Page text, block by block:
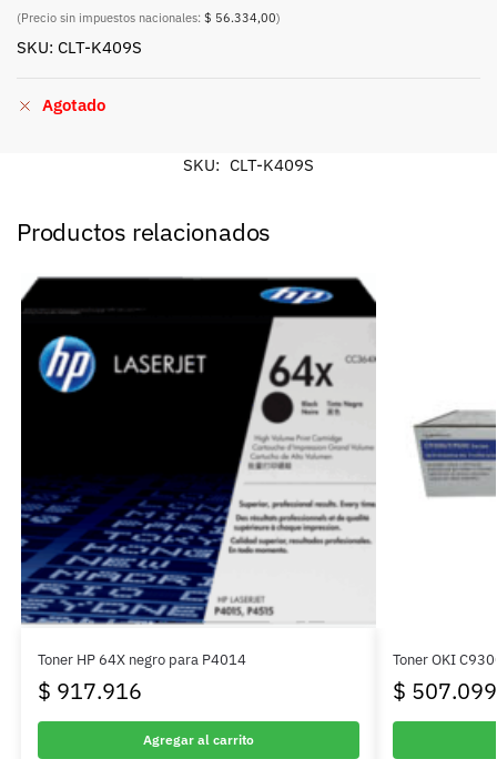
(Precio sin impuestos nacionales: $ 56.334,00)
SKU: CLT-K409S
Agotado
SKU: CLT-K409S
Productos relacionados
Toner HP 64X negro para P4014
$ 917.916
Agregar al carrito
Toner OKI
$ 507.099